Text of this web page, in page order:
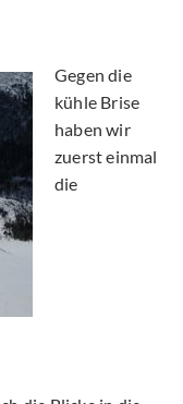
Gegen die
kühle Brise
haben wir
zuerst einmal
die